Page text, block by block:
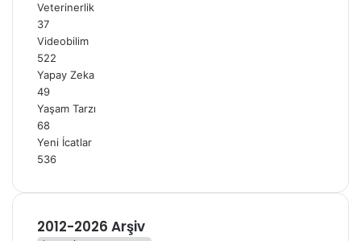
Veterinerlik
37
Videobilim
522
Yapay Zeka
49
Yaşam Tarzı
68
Yeni İcatlar
536
2012-2026 Arşiv